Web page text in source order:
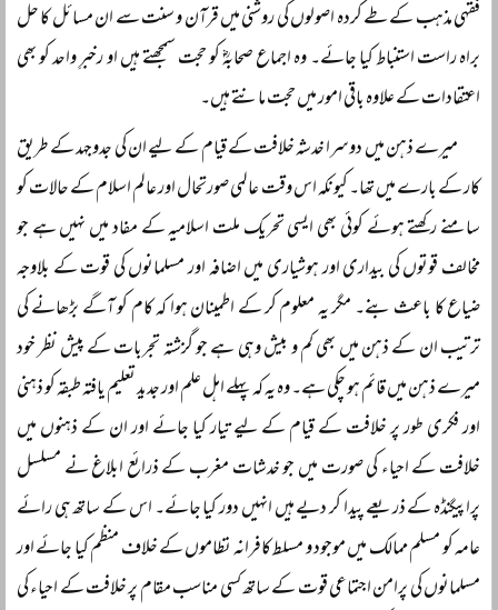
فقہی مذہب کے طے کردہ اصولوں کی روشنی میں قرآن و سنت سے ان مسائل کا حل
براہ راست استنباط کیا جائے۔ وہ اجماع صحابہؓ کو حجت سمجھتے ہیں او رخبرِ واحد کو بھی
اعتقادات کے علاوہ باقی امور میں حجت مانتے ہیں۔
میرے ذہن میں دوسرا خدشہ خلافت کے قیام کے لیے ان کی جدوجہد کے طریق
کار کے بارے میں تھا۔ کیونکہ اس وقت عالمی صورتحال اور عالم اسلام کے حالات کو
سامنے رکھتے ہوئے کوئی بھی ایسی تحریک ملت اسلامیہ کے مفاد میں نہیں ہے جو
مخالف قوتوں کی بیداری اور ہوشیاری میں اضافہ اور مسلمانوں کی قوت کے بلاوجہ
ضیاع کا باعث بنے۔ مگر یہ معلوم کر کے اطمینان ہوا کہ کام کو آگے بڑھانے کی
ترتیب ان کے ذہن میں بھی کم و بیش وہی ہے جو گزشتہ تجربات کے پیش نظر خود
میرے ذہن میں قائم ہو چکی ہے۔ وہ یہ کہ پہلے اہل علم اور جدید تعلیم یافتہ طبقہ کو ذہنی
اور فکری طور پر خلافت کے قیام کے لیے تیار کیا جائے اور ان کے ذہنوں میں
خلافت کے احیاء کی صورت میں جو خدشات مغرب کے ذرائع ابلاغ نے مسلسل
پراپیگنڈہ کے ذریعے پیدا کر دیے ہیں انہیں دور کیا جائے۔ اس کے ساتھ ہی رائے
عامہ کو مسلم ممالک میں موجود و مسلط کافرانہ نظاموں کے خلاف منظم کیا جائے اور
مسلمانوں کی پرامن اجتماعی قوت کے ساتھ کسی مناسب مقام پر خلافت کے احیاء کی